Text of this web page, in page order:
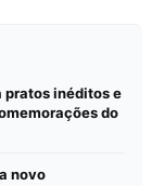
pratos inéditos e
do
novo